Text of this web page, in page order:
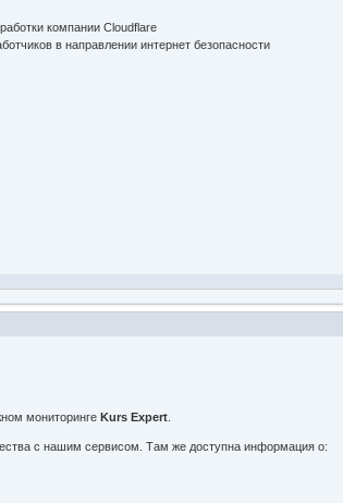
компании Cloudflare
в направлении интернет безопасности
мониторингеKurs Expert
с нашим сервисом. Там же доступна информация о: